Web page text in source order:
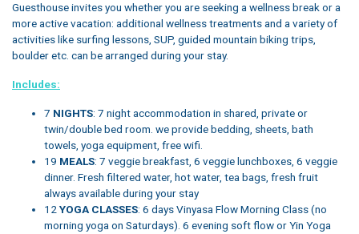
Guesthouse invites you whether you are seeking a wellness break or a
more active vacation: additional wellness treatments and a variety of
activities like surfing lessons, SUP, guided mountain biking trips,
boulder etc. can be arranged during your stay.
Includes:
7 NIGHTS: 7 night accommodation in shared, private or
twin/double bed room. we provide bedding, sheets, bath
towels, yoga equipment, free wifi.
19 MEALS: 7 veggie breakfast, 6 veggie lunchboxes, 6 veggie
dinner. Fresh filtered water, hot water, tea bags, fresh fruit
always available during your stay
12YOGA CLASSES: 6 days Vinyasa Flow Morning Class (no
morning yoga on Saturdays). 6 evening soft flow or Yin Yoga